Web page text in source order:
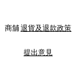
商舖退貨及退款政策
提出意見